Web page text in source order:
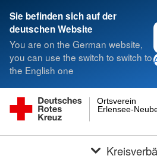
Sie befinden sich auf der
deutschen Website
You are on the German website,
you can use the switch to switch to
the English one
Erlensee-
Ortsverein